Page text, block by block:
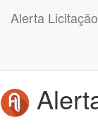
Alerta Licitação